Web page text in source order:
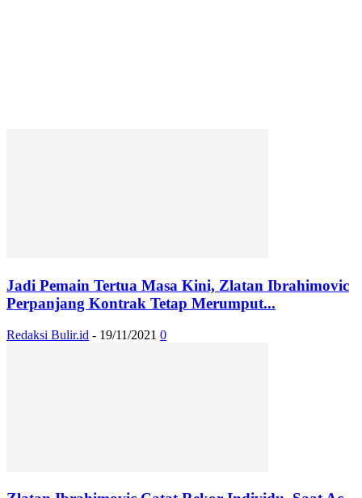
Jadi Pemain Tertua Masa Kini, Zlatan Ibrahimovic
Perpanjang Kontrak Tetap Merumput...
Redaksi Bulir.id - 19/11/2021 0